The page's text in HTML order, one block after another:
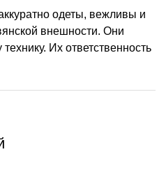
одеты, вежливы и
внешности. Они
Их ответственность